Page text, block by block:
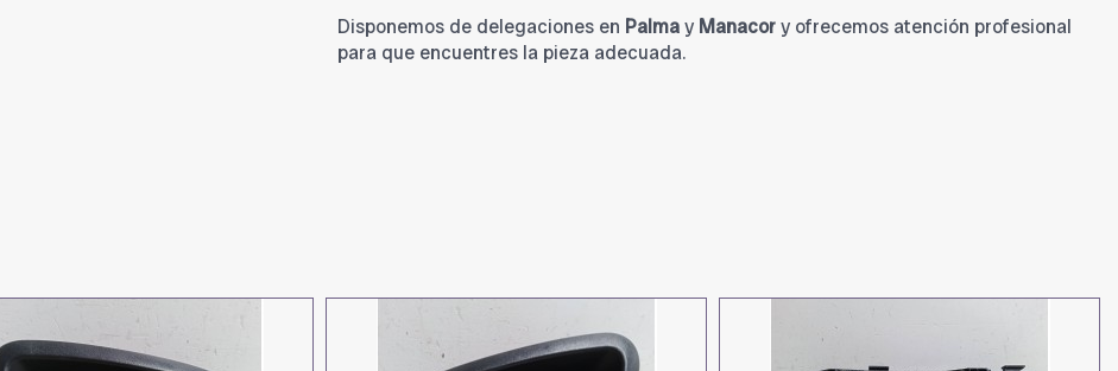
Disponemos de delegaciones en Palmay Manacory ofrecemos atención profesional
para que encuentres la pieza adecuada.